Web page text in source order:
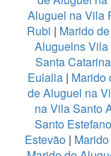
Aluguel na Vila
Rubi | Marido
Aluguelns
Santa Catarina
Eulalia| Marido
de Aluguel na
na Vila Santo
Santo Estefano
Estevão |